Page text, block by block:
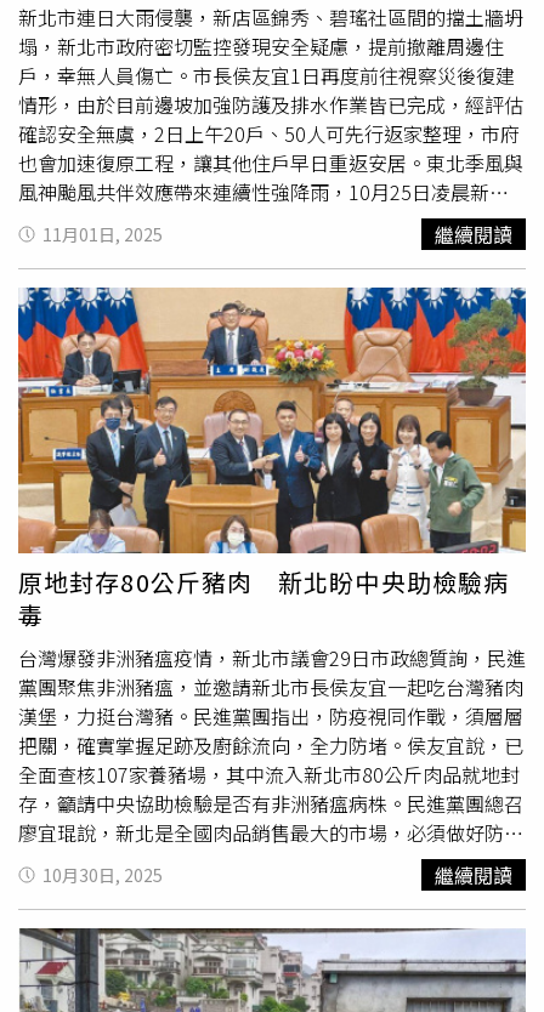
新北市連日大雨侵襲，新店區錦秀、碧瑤社區間的擋土牆坍
塌，新北市政府密切監控發現安全疑慮，提前撤離周邊住
戶，幸無人員傷亡。市長侯友宜1日再度前往視察災後復建
情形，由於目前邊坡加強防護及排水作業皆已完成，經評估
確認安全無虞，2日上午20戶、50人可先行返家整理，市府
也會加速復原工程，讓其他住戶早日重返安居。東北季風與
風神颱風共伴效應帶來連續性強降雨，10月25日凌晨新店
錦秀、碧瑤二期社區間擋土牆坍塌，侯友宜第一時間趕赴現
場勘災，指示各局處及區公所全力搶災，工務局立即調派人
員與機具展開邊坡防護及導水搶修、加裝監測儀器等作業，
新店區公所也完成54戶、136人的疏散收容工作。新北市長
侯友宜1日再度前往新店錦秀、碧瑤社區視察災後復原進
度，2日上午20戶、50人可以返家。（圖／新北市工務局）
侯友宜1日再度前往實地瞭解災後復原進度以及關懷居民所
需。侯表示，錦秀、碧瑤社區早已是市府列管的山坡地住宅
社區，市府長期監控邊坡與擋土牆變化，24日晚間監測數值
急遽變化，啟動緊急應變即時預防性撤離住戶，所幸無人員
傷亡，市府迅速設置前進指揮所，全力支援社區，在日前錦
秀路41巷5戶、19人已經回家。侯友宜感謝一周以來，工務
局、消防局、區公所及土木技師公會與專業結構技師，日以
繼夜進行災後復原和提供各項協助。目前已完成排水作業，
並鋪設帆布防止雨水沖刷，將持續降挖土石，以減輕壓力，
目標希望能讓住戶在安全無虞之下，盡速回到家園。工務局
與專業結構技師逐戶勘檢、鑑定房屋安全，保障住戶安全。
（圖／新北市工務局）工務局長馮兆麟說明，現場坍方已趨
於穩定，經評估安全無虞，錦秀路57巷2號、5號及49巷6
號、5號共20戶50人將於2日上午可返家。目前社區邊坡設
置監測儀器的數值穩定，後續復原工程規劃，將在崩塌土方
打設排樁搭配地錨，以穩固坡腳，同時採取噴漿，加強穩固
坡面，使邊坡更穩定，並請結構技師逐戶為住戶鑑定房屋安
全，確保民眾居住安全。馮兆麟強調，屬於私人擁有的山坡
地社區，水土保持義務人應善盡維護管理之責，倘發生災害
事故，市府會在第一時間協助搶災避免災情擴大。林肯大郡
事件發生後，新北市府嚴格控管山坡地社區建照發放，每年
11月01日, 2025 繼續閱讀
原地封存80公斤豬肉 新北盼中央助檢驗病
毒
台灣爆發非洲豬瘟疫情，新北市議會29日市政總質詢，民進
黨團聚焦非洲豬瘟，並邀請新北市長侯友宜一起吃台灣豬肉
漢堡，力挺台灣豬。民進黨團指出，防疫視同作戰，須層層
把關，確實掌握足跡及廚餘流向，全力防堵。侯友宜說，已
全面查核107家養豬場，其中流入新北市80公斤肉品就地封
存，籲請中央協助檢驗是否有非洲豬瘟病株。民進黨團總召
廖宜琨說，新北是全國肉品銷售最大的市場，必須做好防疫
工作，尤其是廚餘後端處理過程，要避免運送車輛交叉感
染，全力防堵非洲豬瘟蔓延。議員張嘉玲指出，非洲豬瘟病
毒存活期長，且難消毒消滅，新北要加強掌握來自疫場688
公斤豬肉相關足跡，非洲豬瘟的病毒在冷凍環境下可存活3
年，應盡快銷毀80公斤封存肉品；接觸的載運車輛、相關處
10月30日, 2025 繼續閱讀